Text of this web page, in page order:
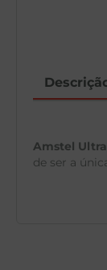
Amstel Ultra
de ser a